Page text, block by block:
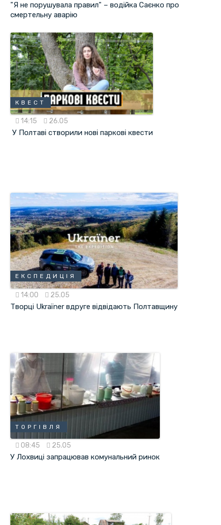
"Я не порушувала правил" – водійка Саєнко про
смертельну аварію
КВЕСТ
14:15 26.05
У Полтаві створили нові паркові квести
ЕКСПЕДИЦІЯ
14:00 25.05
Творці Ukraїner вдруге відвідають Полтавщину
ТОРГІВЛЯ
08:45 25.05
У Лохвиці запрацював комунальний ринок